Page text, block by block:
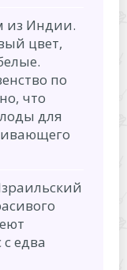
из Индии.
цвет,
по
что
для
едва